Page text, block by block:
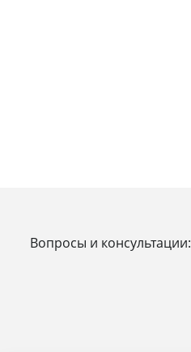
Вопросы и консультации: